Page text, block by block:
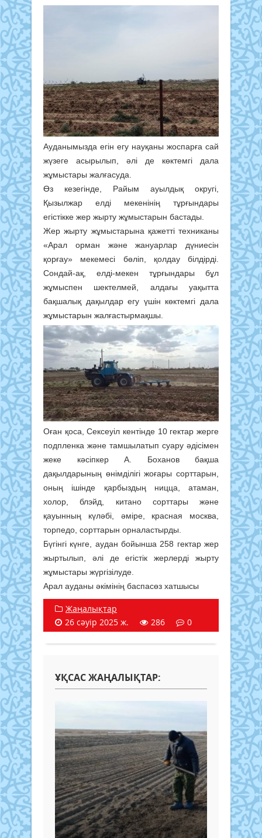
Ауданымызда егін егу науқаны жоспарға сай
жүзеге асырылып, әлі де көктемгі дала
жұмыстары жалғасуда.
Өз кезегінде, Райым ауылдық округі,
Қызылжар елді мекенінің тұрғындары
егістікке жер жырту жұмыстарын бастады.
Жер жырту жұмыстарына қажетті техниканы
«Арал орман және жануарлар дүниесін
қорғау» мекемесі бөліп, қолдау білдірді.
Сондай-ақ, елді-мекен тұрғындары бұл
жұмыспен шектелмей, алдағы уақытта
бақшалық дақылдар егу үшін көктемгі дала
жұмыстарын жалғастырмақшы.
Оған қоса, Сексеуіл кентінде 10 гектар жерге
подпленка және тамшылатып суару әдісімен
жеке кәсіпкер А. Боханов бақша
дақылдарының өнімділігі жоғары сорттарын,
оның ішінде қарбыздың ницца, атаман,
холор, блэйд, китано сорттары және
қауынның күләбі, әміре, красная москва,
торпедо, сорттарын орналастырды.
Бүгінгі күнге, аудан бойынша 258 гектар жер
жыртылып, әлі де егістік жерлерді жырту
жұмыстары жүргізілуде.
Арал ауданы әкімінің баспасөз хатшысы
Жаңалықтар
26 сәуір 2025 ж.
286 0
ҰҚСАС ЖАҢАЛЫҚТАР: